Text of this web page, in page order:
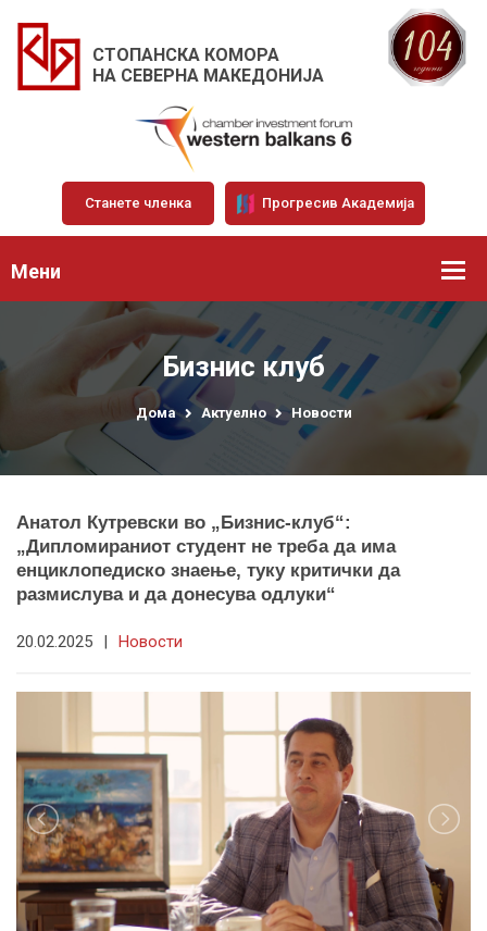
СТОПАНСКА КОМОРА
НА СЕВЕРНА МАКЕДОНИЈА
Станете членка Прогресив Академија
Мени
Бизнис клуб
Дома Актуелно Новости
Анатол Кутревски во „Бизнис-клуб“:
„Дипломираниот студент не треба да има
енциклопедиско знаење, туку критички да
размислува и да донесува одлуки“
20.02.2025 | Новости